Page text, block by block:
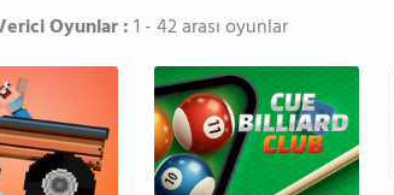
Oyunlar :1 - 42 arası oyunlar